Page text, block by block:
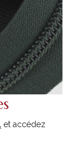
et accédez